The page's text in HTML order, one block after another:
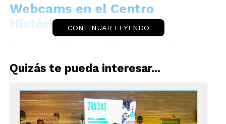
Webcams en el Centro
Histórico de Querétaro
de este estado se unió con Webcams México para
colocar dos nuevas cámaras de transmisión en
vivo.
Estás cámaras permiten a los viajeros conocer dos
CONTINUAR LEYENDO
Quizás te pueda interesar...